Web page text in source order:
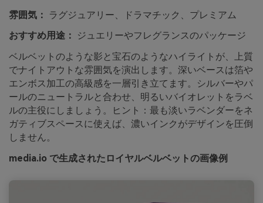
雰囲気：
ラグジュアリー、ドラマチック、プレミアム
おすすめ用途：
ジュエリーやフレグランスのパッケージ
ベルベットのような影と宝石のようなハイライトが、上質
でナイトアウトな雰囲気を演出します。深いベースは箔や
エンボス加工の高級感を一層引き立てます。シルバーやパ
ールのニュートラルと合わせ、明るいバイオレットをラベ
ルの主役にしましょう。ヒント：最も淡いラベンダーをネ
ガティブスペースに使えば、濃いインクがデザインを圧倒
しません。
media.io で生成されたロイヤルベルベットの画像例